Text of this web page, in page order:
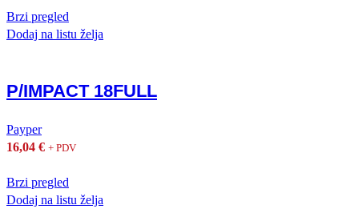
Brzi pregled
Dodaj na listu želja
P/IMPACT 18FULL
Payper
16,04 € + PDV
Brzi pregled
Dodaj na listu želja